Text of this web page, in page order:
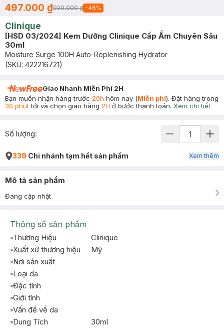
497.000 ₫920.000 ₫ -46%
Clinique
[HSD 03/2024] Kem Dưỡng Clinique Cấp Ẩm Chuyên Sâu
30ml
Moisture Surge 100H Auto-Replenishing Hydrator
(SKU: 422216721)
Giao Nhanh Miễn Phí 2H
Bạn muốn nhận hàng trước 20h hôm nay (Miễn phí). Đặt hàng trong
30 phúttới và chọn giao hàng 2H ở bước thanh toán. Xem chi tiết
Số lượng:
339 Chi nhánh tạm hết sản phẩm Xem thêm
Mô tả sản phẩm
Đang cập nhật
Thông số sản phẩm
Thương Hiệu
Clinique
Xuất xứ thương hiệu
Mỹ
Nơi sản xuất
Loại da
Đặc tính
Giới tính
Vấn đề về da
Dung Tích
30ml